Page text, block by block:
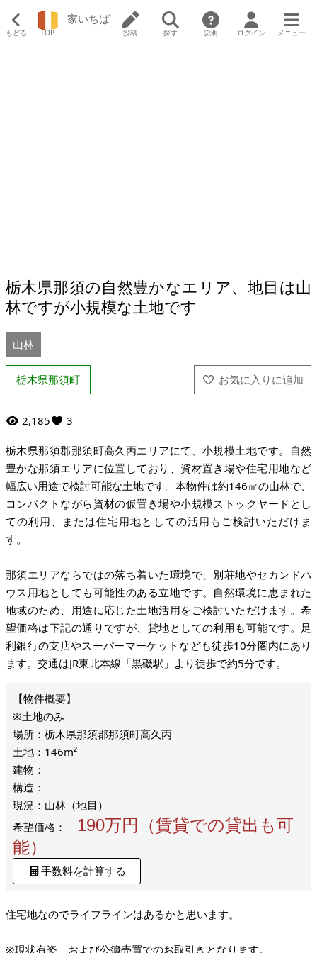
もどる TOP
家いちば
投稿 探す 説明 ログイン メニュー
栃木県那須の自然豊かなエリア、地目は山
林ですが小規模な土地です
山林
栃木県那須町
2,185 3
栃木県那須郡那須町高久丙エリアにて、小規模土地です。自然
豊かな那須エリアに位置しており、資材置き場や住宅用地など
幅広い用途で検討可能な土地です。本物件は約146㎡の山林で、
コンパクトながら資材の仮置き場や小規模ストックヤードとし
ての利用、または住宅用地としての活用もご検討いただけま
す。
那須エリアならではの落ち着いた環境で、別荘地やセカンドハ
ウス用地としても可能性のある立地です。自然環境に恵まれた
地域のため、用途に応じた土地活用をご検討いただけます。希
望価格は下記の通りですが、貸地としての利用も可能です。足
利銀行の支店やスーパーマーケットなども徒歩10分圏内にあり
ます。交通はJR東北本線「黒磯駅」より徒歩で約5分です。
※土地のみ
場所：栃木県那須郡那須町高久丙
土地：146m²
建物：
構造：
現況：山林（地目）
希望価格：
190万円（賃貸での貸出も可
能）
手数料を計算する
住宅地なのでライフラインはあるかと思います。
※現状有姿、および公簿売買でのお取引きとなります。